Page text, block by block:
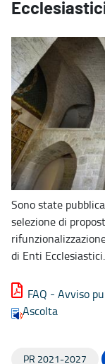
Sono state
selezione di
di Enti Ecclesiastici.
FAQ - Avviso
Ascolta
PR 2021-2027